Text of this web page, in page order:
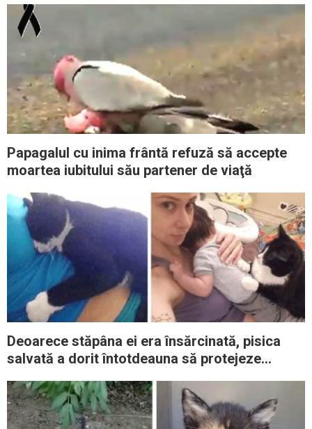
Papagalul cu inima frântă refuză să accepte
moartea iubitului său partener de viaţă
Deoarece stăpâna ei era însărcinată, pisica
salvată a dorit întotdeauna să protejeze